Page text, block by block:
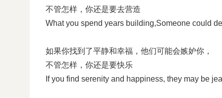
不管怎样，你还是要去营造
What you spend years building,Someone could
如果你找到了平静和幸福，他们可能会嫉妒你，
不管怎样，你还是要快乐
If you find serenity and happiness, they may be